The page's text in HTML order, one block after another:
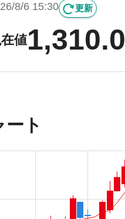
8/6 15:30 更新
値1,310.0
ート